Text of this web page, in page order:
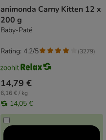
animonda Carny Kitten 12 x
200 g
Baby-Paté
14,79 €
6,16 € / kg
14,05 €
Rating: 4.2/5 (3279)